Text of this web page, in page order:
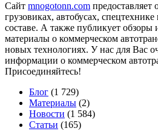
Сайт mnogotonn.com предоставляет
грузовиках, автобусах,
составе. А также публикует обзоры
материалы о коммерческом
новых технологиях. У нас для Вас
информации о коммерческом
Присоединяйтесь!
Блог (1 729)
Материалы (2)
Новости (1 584)
Статьи (165)